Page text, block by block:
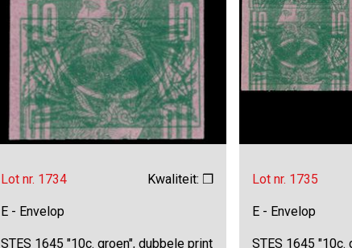
Lot nr. 1734 Kwaliteit: ❒
E - Envelop
STES 1645 "10c. groen", dubbele print
Lot nr. 1735
E - Envelop
STES 1645 "10c.